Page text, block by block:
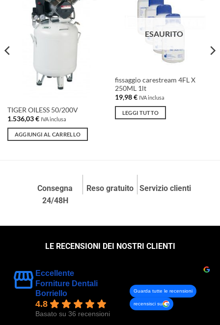
TIGER OILESS 50/200V
1.536,03€ IVA inclusa
AGGIUNGI AL CARRELLO
ESAURITO
fissaggio carestream 4FL X
250ML 1lt
19,98€ IVA inclusa
LEGGI TUTTO
Consegna
24/48H
Reso gratuito Servizio clienti
LE RECENSIONI DEI NOSTRI CLIENTI
Eccellente
Forniture Dentali
Borriello
4.8
Basato su 36 recensioni
Guarda tutte le recensioni
recensisci su